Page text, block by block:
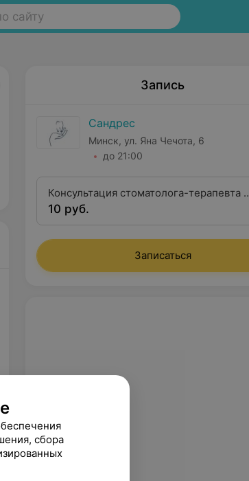
сайту
Запись
Сандрес
Минск, ул. Яна Чечота, 6
до 21:00
Консультация стоматолога-терапевта с
составлением плана лечения
10 руб.
Записаться
сбора